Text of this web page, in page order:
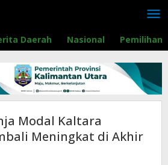
Daerah Nasional Pemilihan
Modal Kaltara
Meningkat di Akhir